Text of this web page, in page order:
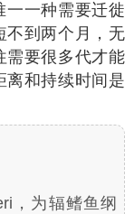
一一种需要迁徙
不到两个月，无
需要很多代才能
离和持续时间是
，为辐鳍鱼纲